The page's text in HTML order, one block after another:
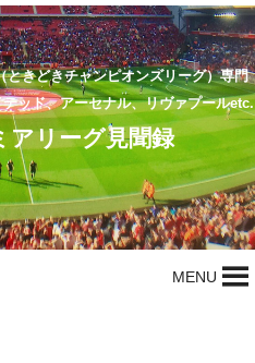
ときどきチャンピオンズリーグ）専門
ッド、アーセナル、リヴァプールetc.
アリーグ見聞録
MENU